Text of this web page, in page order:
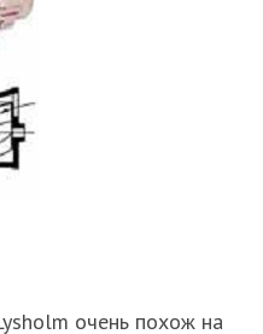
очень похож на